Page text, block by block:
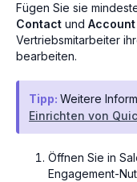
Fügen Sie sie
Contact und Account
Vertriebsmitarbeiter
bearbeiten.
Tipp: Weitere
Einrichten von
Öffnen Sie in
Engagement-